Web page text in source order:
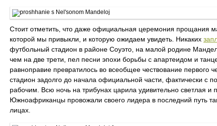
Стоит отметить, что даже официальная церемония прощания
которой мы привыкли, и которую ожидаем увидеть. Никаких
футбольный стадион в районе Соуэто, на малой родине
чем на две трети, пел песни эпохи борьбы с апартеидом и
равноправие превратилось во всеобщее чествование первого
стадион задолго до начала официальной части, фактически с
рабочим. Всю ночь на трибунах царила удивительно светлая
Южноафриканцы провожали своего лидера в последний путь
лицах.